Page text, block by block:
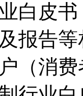
白皮
报告
（消